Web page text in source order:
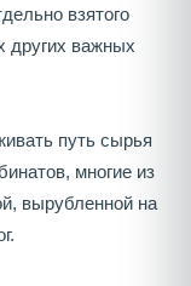
взятого
других важных
путь сырья
многие из
вырубленной на